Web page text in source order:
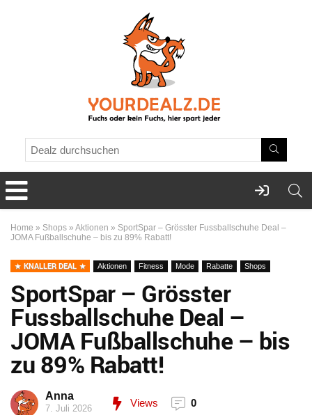
Home » Shops » Aktionen » SportSpar – Grösster Fussballschuhe Deal –
JOMA Fußballschuhe – bis zu 89% Rabatt!
KNALLER DEAL Aktionen Fitness Mode Rabatte Shops
SportSpar – Grösster
Fussballschuhe Deal –
JOMA Fußballschuhe – bis
zu 89% Rabatt!
Anna
7. Juli 2026 Views 0